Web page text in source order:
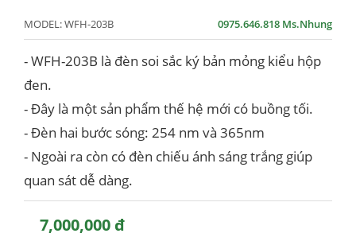
MODEL:WFH-203B 0975.646.818 Ms.Nhung
- WFH-203B là đèn soi sắc ký bản mỏng kiểu hộp
đen.
- Đây là một sản phẩm thế hệ mới có buồng tối.
- Đèn hai bước sóng: 254 nm và 365nm
- Ngoài ra còn có đèn chiếu ánh sáng trắng giúp
quan sát dễ dàng.
7,000,000 đ